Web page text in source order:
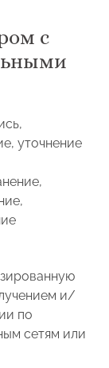
с
уточнение
и/
по
сетям или